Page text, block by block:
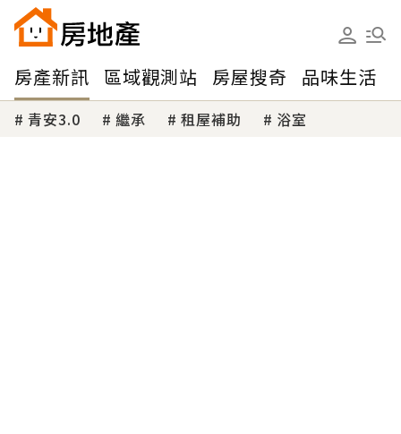
房產新訊 區域觀測站 房屋搜奇 品味生活
青安3.0 繼承 租屋補助 浴室